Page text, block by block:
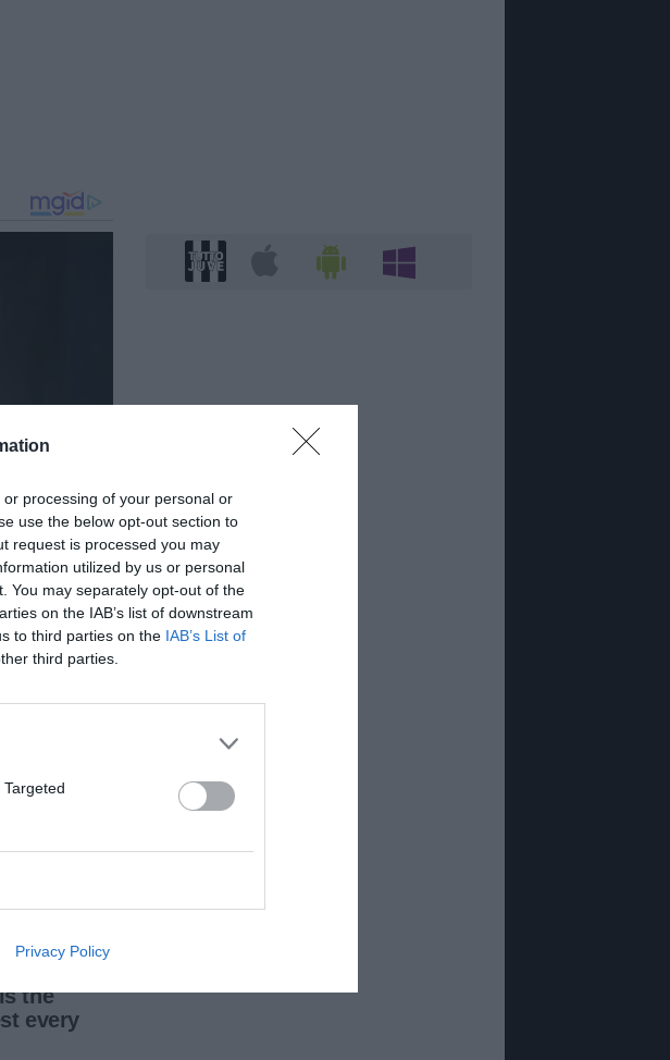
processing of your personal or
use the below opt-out section to
request is processed you may
utilized by us or personal
You may separately opt-out of the
on the IAB’s list of downstream
to third parties on the IAB’s List of
third parties.
Privacy Policy